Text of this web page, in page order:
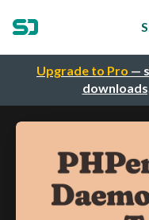
Upgrade to Pro —